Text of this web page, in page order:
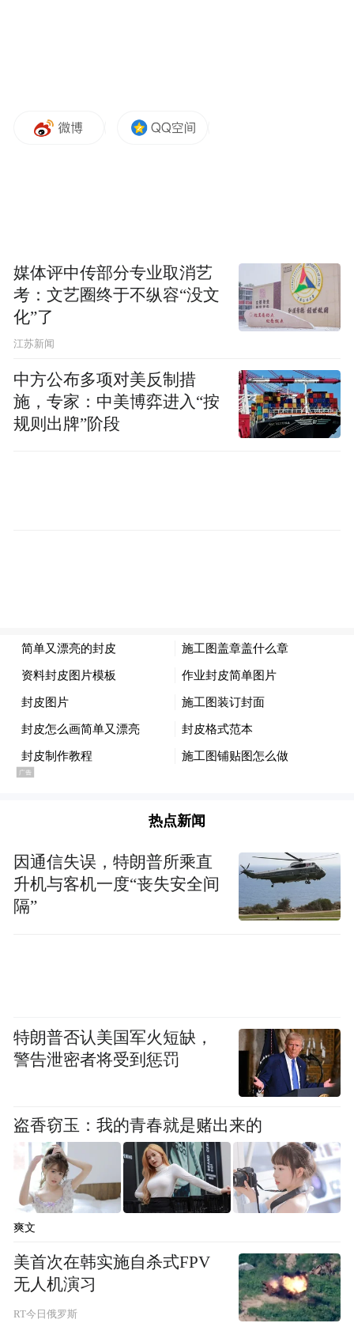
媒体评中传部分专业取消艺
考：文艺圈终于不纵容“没文
化”了
江苏新闻
中方公布多项对美反制措
施，专家：中美博弈进入“按
规则出牌”阶段
热点新闻
因通信失误，特朗普所乘直
升机与客机一度“丧失安全间
隔”
特朗普否认美国军火短缺，
警告泄密者将受到惩罚
盗香窃玉：我的青春就是赌出来的
爽文
美首次在韩实施自杀式FPV
无人机演习
RT今日俄罗斯